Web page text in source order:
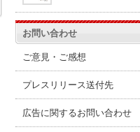
お問い合わせ
ご意見・ご感想
プレスリリース送付先
広告に関するお問い合わせ